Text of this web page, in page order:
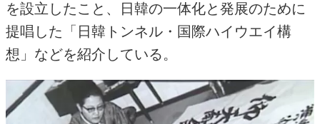
を設立したこと、日韓の一体化と発展のために
提唱した「日韓トンネル・国際ハイウエイ構
想」などを紹介している。